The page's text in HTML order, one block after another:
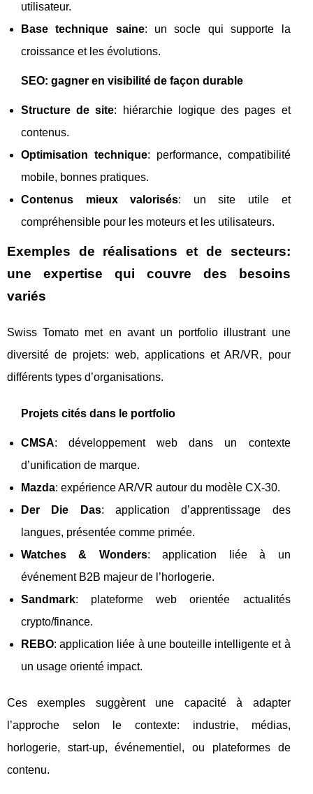
utilisateur.
Base technique saine: un socle qui supporte la
croissance et les évolutions.
SEO: gagner en visibilité de façon durable
Structure de site: hiérarchie logique des pages et
contenus.
Optimisation technique: performance, compatibilité
mobile, bonnes pratiques.
Contenus mieux valorisés: un site utile et
compréhensible pour les moteurs et les utilisateurs.
Exemples de réalisations et de secteurs:
une expertise qui couvre des besoins
variés
Swiss Tomato met en avant un portfolio illustrant une
diversité de projets: web, applications et AR/VR, pour
différents types d’organisations.
Projets cités dans le portfolio
CMSA: développement web dans un contexte
d’unification de marque.
Mazda: expérience AR/VR autour du modèle CX-30.
Der Die Das: application d’apprentissage des
langues, présentée comme primée.
Watches & Wonders: application liée à un
événement B2B majeur de l’horlogerie.
Sandmark: plateforme web orientée actualités
crypto/finance.
REBO: application liée à une bouteille intelligente et à
un usage orienté impact.
Ces exemples suggèrent une capacité à adapter
l’approche selon le contexte: industrie, médias,
horlogerie, start-up, événementiel, ou plateformes de
contenu.